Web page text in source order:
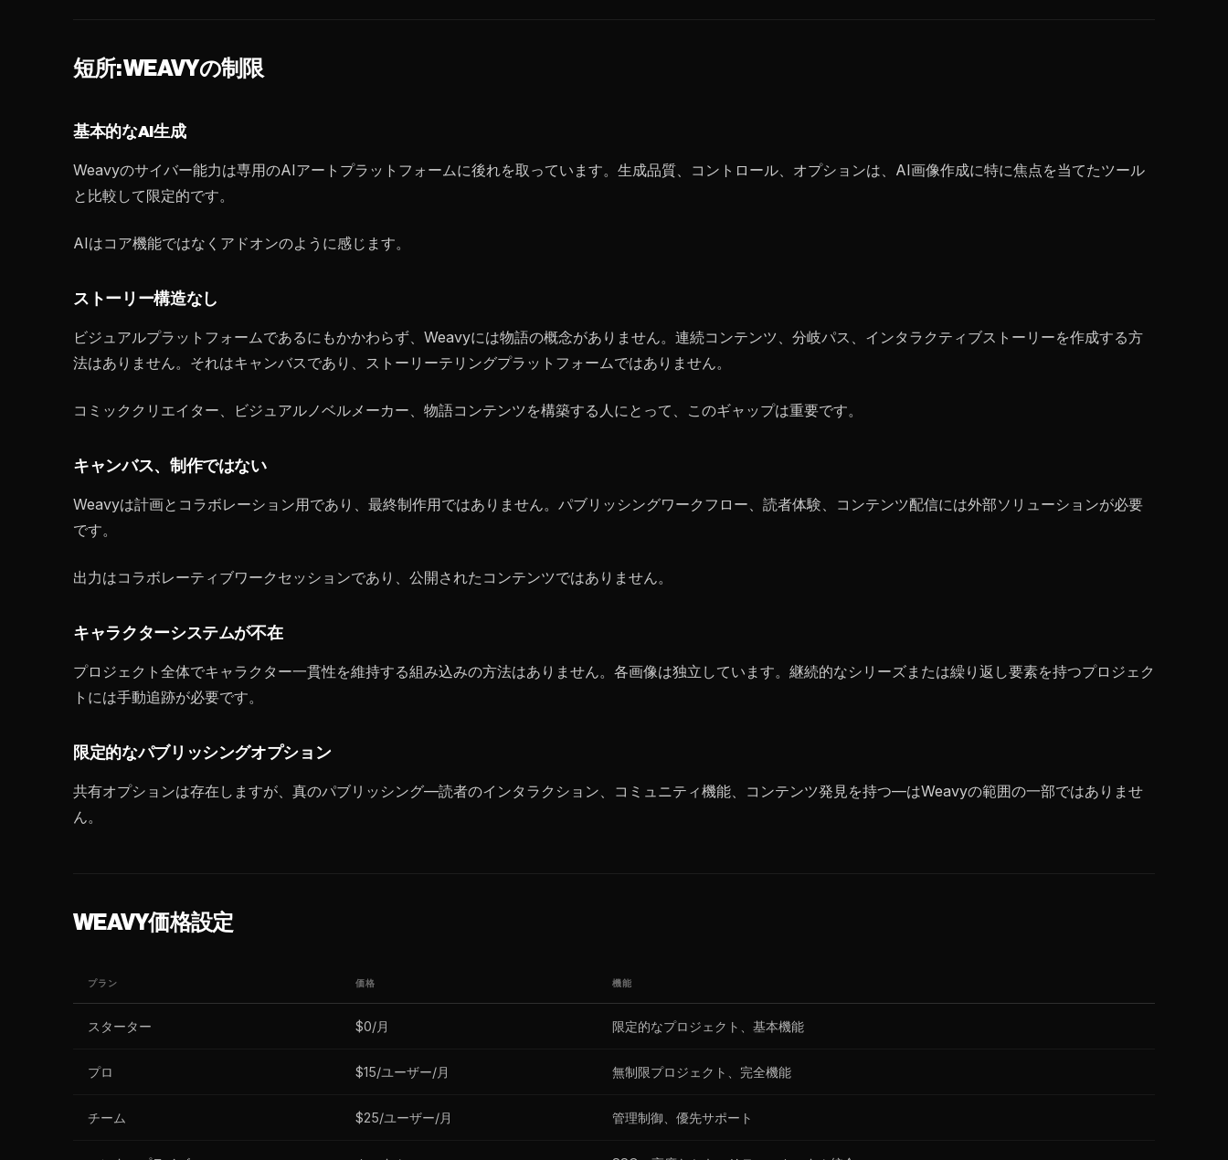
短所: WEAVYの制限
基本的なAI生成
Weavyのサイバー能力は専用のAIアートプラットフォームに後れを取っています。生成品質、コントロール、オプションは、AI画像作成に特に焦点を当てたツール
と比較して限定的です。
AIはコア機能ではなくアドオンのように感じます。
ストーリー構造なし
ビジュアルプラットフォームであるにもかかわらず、Weavyには物語の概念がありません。連続コンテンツ、分岐パス、インタラクティブストーリーを作成する方
法はありません。それはキャンバスであり、ストーリーテリングプラットフォームではありません。
コミッククリエイター、ビジュアルノベルメーカー、物語コンテンツを構築する人にとって、このギャップは重要です。
キャンバス、制作ではない
Weavyは計画とコラボレーション用であり、最終制作用ではありません。パブリッシングワークフロー、読者体験、コンテンツ配信には外部ソリューションが必要
です。
出力はコラボレーティブワークセッションであり、公開されたコンテンツではありません。
キャラクターシステムが不在
プロジェクト全体でキャラクター一貫性を維持する組み込みの方法はありません。各画像は独立しています。継続的なシリーズまたは繰り返し要素を持つプロジェク
トには手動追跡が必要です。
限定的なパブリッシングオプション
共有オプションは存在しますが、真のパブリッシング—読者のインタラクション、コミュニティ機能、コンテンツ発見を持つ—はWeavyの範囲の一部ではありませ
ん。
WEAVY価格設定
プラン 価格 機能
スターター $0/月 限定的なプロジェクト、基本機能
プロ $15/ユーザー/月 無制限プロジェクト、完全機能
チーム $25/ユーザー/月 管理制御、優先サポート